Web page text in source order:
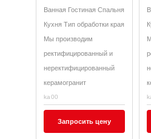
Ванная Гостиная Спальня
Кухня Тип обработки края
Мы производим
ректифицированный и
неректифицированный
керамогранит
ka00
Запросить цену